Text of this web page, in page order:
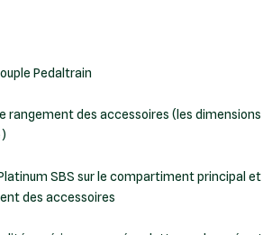
Pedaltrain
rangement des accessoires (les dimensions
SBS sur le compartiment principal et
des accessoires